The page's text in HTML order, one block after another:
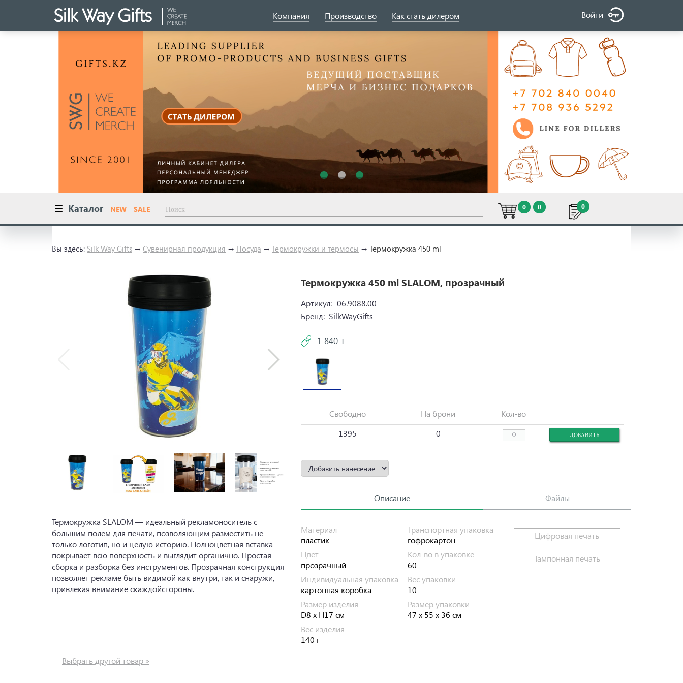
Компания Производство Как стать дилером Войти
Каталог NEW SALE 0
0 0
Вы здесь: Silk Way Gifts → Сувенирная продукция → Посуда → Термокружки и термосы → Термокружка 450 ml
Термокружка SLALOM — идеальный рекламоноситель с
большим полем для печати, позволяющим разместить не
только логотип, но и целую историю. Полноцветная вставка
покрывает всю поверхность и выглядит органично. Простая
сборка и разборка без инструментов. Прозрачная конструкция
позволяет рекламе быть видимой как внутри, так и снаружи,
привлекая внимание скаждойстороны.
Термокружка 450 ml SLALOM, прозрачный
Артикул: 06.9088.00
Бренд: SilkWayGifts
1 840 ₸
Свободно На брони
Кол-во
1395
0
Описание Файлы
Материал
пластик
Цвет
прозрачный
Индивидуальная упаковка
картонная коробка
Размер изделия
D8 x H17 см
Вес изделия
140 г
Транспортная упаковка
гофрокартон
Кол-во в упаковке
60
Вес упаковки
10
Размер упаковки
47 х 55 х 36 см
Цифровая печать
Тампонная печать
Выбрать другой товар »